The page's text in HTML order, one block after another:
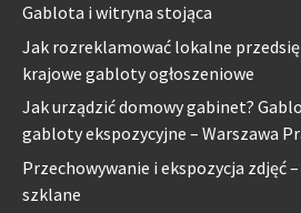
Gablota i witryna stojąca
Jak rozreklamować lokalne
krajowe gabloty ogłoszeniowe
Jak urządzić domowy gabinet?
gabloty ekspozycyjne – Warszawa
Przechowywanie i ekspozycja zdjęć
szklane